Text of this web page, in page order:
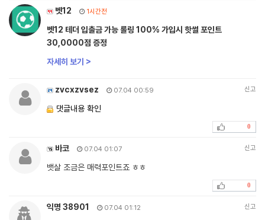
벳12 1시간전
벳12 테더 입출금 가능 롤링 100% 가입시 핫썰 포인트
30,0000점 증정
자세히 보기 >
zvcxzvsez 07.04 00:59 신고
댓글내용 확인
0
바코 07.04 01:07 신고
뱃살 조금은 매력포인트죠 ㅎㅎ
0
익명 38901 07.04 01:12 신고